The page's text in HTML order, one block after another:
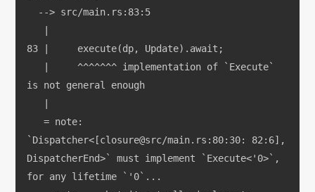
  --> src/main.rs:83:5
83 |     execute(dp, Update).await;
is not general enough
   = note:
`Dispatcher<[closure@src/main.rs:80:30: 82:6],
DispatcherEnd>` must implement `Execute<'0>`,
for any lifetime `'0`...